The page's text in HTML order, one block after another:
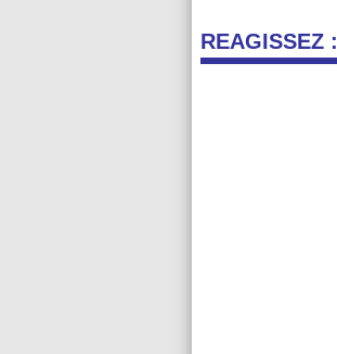
REAGISSEZ :